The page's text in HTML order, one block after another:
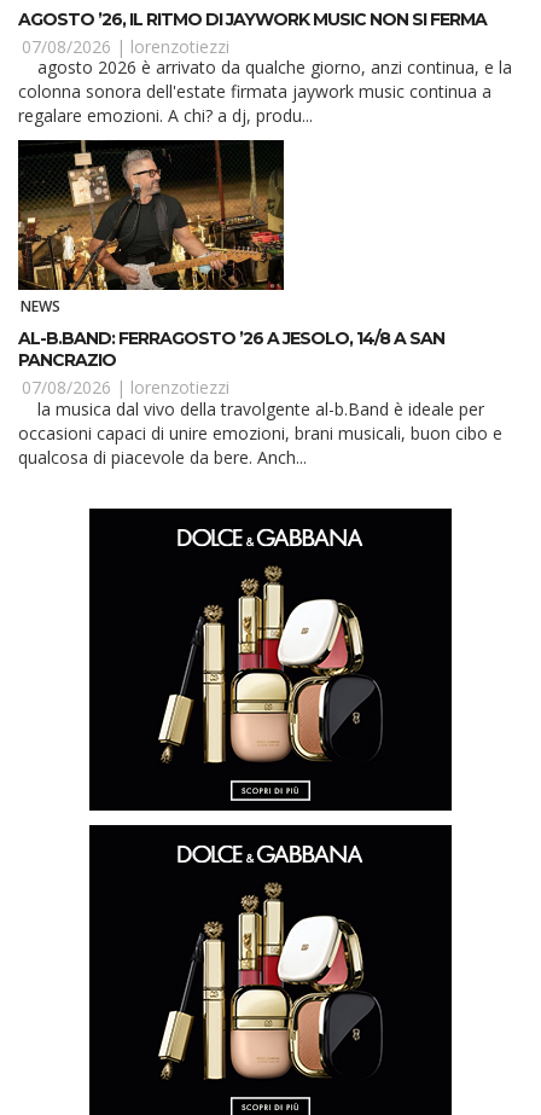
AGOSTO ’26, IL RITMO DI JAYWORK MUSIC NON SI FERMA
07/08/2026 | lorenzotiezzi
colonna sonora dell'estate firmata jaywork music continua a
regalare emozioni. A chi? a dj, produ...
NEWS
AL-B.BAND: FERRAGOSTO ’26 A JESOLO, 14/8 A SAN
PANCRAZIO
07/08/2026 | lorenzotiezzi
occasioni capaci di unire emozioni, brani musicali, buon cibo e
qualcosa di piacevole da bere. Anch...